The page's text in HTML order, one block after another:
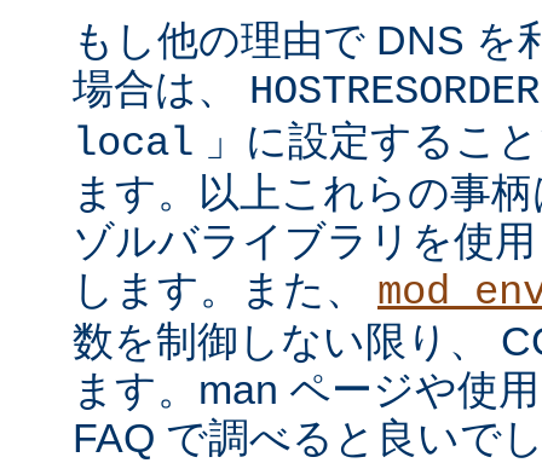
もし他の理由で DNS を
場合は、 HOSTRESORDER
local 」に設定するこ
ます。以上これらの事
ゾルバライブラリを使
します。また、
数を制御しない限り、
ます。man ページや使
FAQ で調べると良いで